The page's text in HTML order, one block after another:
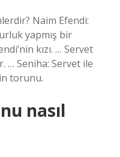
Naim Efendi:
yapmış bir
kızı. … Servet
… Seniha: Servet ile
torunu.
nasıl